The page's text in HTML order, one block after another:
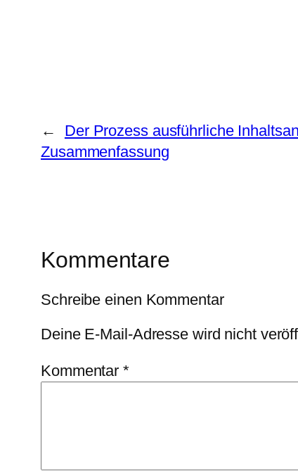
←
Der Prozess ausführliche
Zusammenfassung
Kommentare
Schreibe einen Kommentar
Deine E-Mail-Adresse wird nicht
Kommentar*